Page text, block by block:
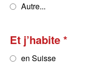
Autre...
Et j’habite
en Suisse